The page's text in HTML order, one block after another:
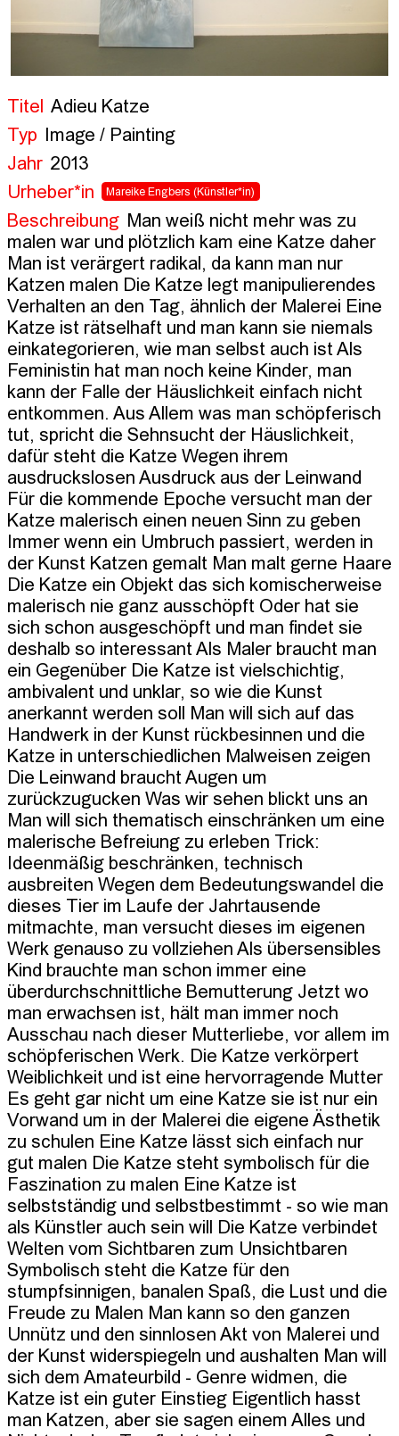
Titel
Adieu Katze
Typ
Image / Painting
Jahr 2013
Urheber*in
Mareike Engbers (Künstler*in)
Beschreibung Man weiß nicht mehr was zu
malen war und plötzlich kam eine Katze daher
Man ist verärgert radikal, da kann man nur
Katzen malen Die Katze legt manipulierendes
Verhalten an den Tag, ähnlich der Malerei Eine
Katze ist rätselhaft und man kann sie niemals
einkategorieren, wie man selbst auch ist Als
Feministin hat man noch keine Kinder, man
kann der Falle der Häuslichkeit einfach nicht
entkommen. Aus Allem was man schöpferisch
tut, spricht die Sehnsucht der Häuslichkeit,
dafür steht die Katze Wegen ihrem
ausdruckslosen Ausdruck aus der Leinwand
Für die kommende Epoche versucht man der
Katze malerisch einen neuen Sinn zu geben
Immer wenn ein Umbruch passiert, werden in
der Kunst Katzen gemalt Man malt gerne Haare
Die Katze ein Objekt das sich komischerweise
malerisch nie ganz ausschöpft Oder hat sie
sich schon ausgeschöpft und man findet sie
deshalb so interessant Als Maler braucht man
ein Gegenüber Die Katze ist vielschichtig,
ambivalent und unklar, so wie die Kunst
anerkannt werden soll Man will sich auf das
Handwerk in der Kunst rückbesinnen und die
Katze in unterschiedlichen Malweisen zeigen
Die Leinwand braucht Augen um
zurückzugucken Was wir sehen blickt uns an
Man will sich thematisch einschränken um eine
malerische Befreiung zu erleben Trick:
Ideenmäßig beschränken, technisch
ausbreiten Wegen dem Bedeutungswandel die
dieses Tier im Laufe der Jahrtausende
mitmachte, man versucht dieses im eigenen
Werk genauso zu vollziehen Als übersensibles
Kind brauchte man schon immer eine
überdurchschnittliche Bemutterung Jetzt wo
man erwachsen ist, hält man immer noch
Ausschau nach dieser Mutterliebe, vor allem im
schöpferischen Werk. Die Katze verkörpert
Weiblichkeit und ist eine hervorragende Mutter
Es geht gar nicht um eine Katze sie ist nur ein
Vorwand um in der Malerei die eigene Ästhetik
zu schulen Eine Katze lässt sich einfach nur
gut malen Die Katze steht symbolisch für die
Faszination zu malen Eine Katze ist
selbstständig und selbstbestimmt - so wie man
als Künstler auch sein will Die Katze verbindet
Welten vom Sichtbaren zum Unsichtbaren
Symbolisch steht die Katze für den
stumpfsinnigen, banalen Spaß, die Lust und die
Freude zu Malen Man kann so den ganzen
Unnütz und den sinnlosen Akt von Malerei und
der Kunst widerspiegeln und aushalten Man will
sich dem Amateurbild - Genre widmen, die
Katze ist ein guter Einstieg Eigentlich hasst
man Katzen, aber sie sagen einem Alles und